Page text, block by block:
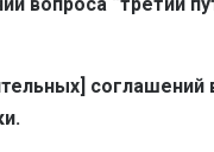
соглашений